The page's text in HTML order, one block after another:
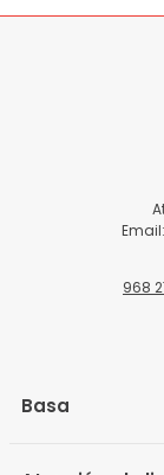
Email:
968
Basa